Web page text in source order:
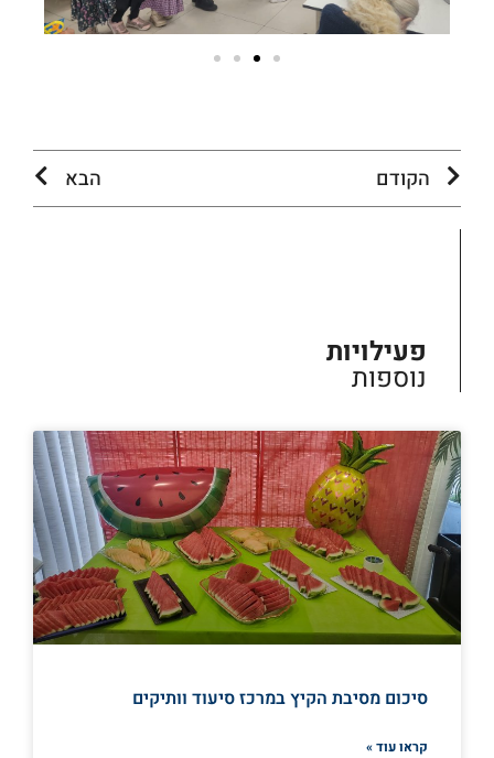
הקודם הבא
פעילויות
נוספות
סיכום מסיבת הקיץ במרכז סיעוד וותיקים
קראו עוד »